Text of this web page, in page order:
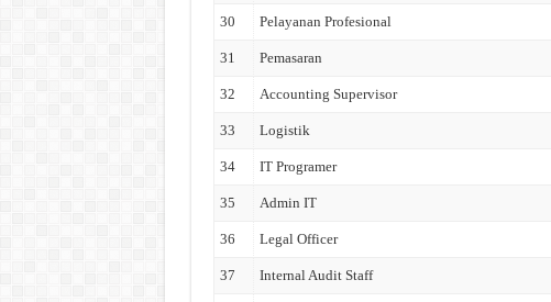
30 Pelayanan Profesional
31 Pemasaran
32 Accounting Supervisor
33 Logistik
34 IT Programer
35 Admin IT
36 Legal Officer
37 Internal Audit Staff